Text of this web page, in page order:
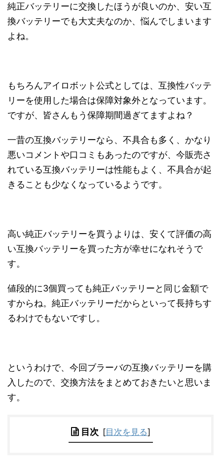
純正バッテリーに交換したほうが良いのか、安い互
換バッテリーでも大丈夫なのか、悩んでしまいます
よね。
もちろんアイロボット公式としては、互換性バッテ
リーを使用した場合は保障対象外となっています。
ですが、皆さんもう保障期間過ぎてますよね？
一昔の互換バッテリーなら、不具合も多く、かなり
悪いコメントや口コミもあったのですが、今販売さ
れている互換バッテリーは性能もよく、不具合が起
きることも少なくなっているようです。
高い純正バッテリーを買うよりは、安くて評価の高
い互換バッテリーを買った方が幸せになれそうで
す。
値段的に3個買っても純正バッテリーと同じ金額で
すからね。純正バッテリーだからといって長持ちす
るわけでもないですし。
というわけで、今回ブラーバの互換バッテリーを購
入したので、交換方法をまとめておきたいと思いま
す。
目次 [目次を見る]